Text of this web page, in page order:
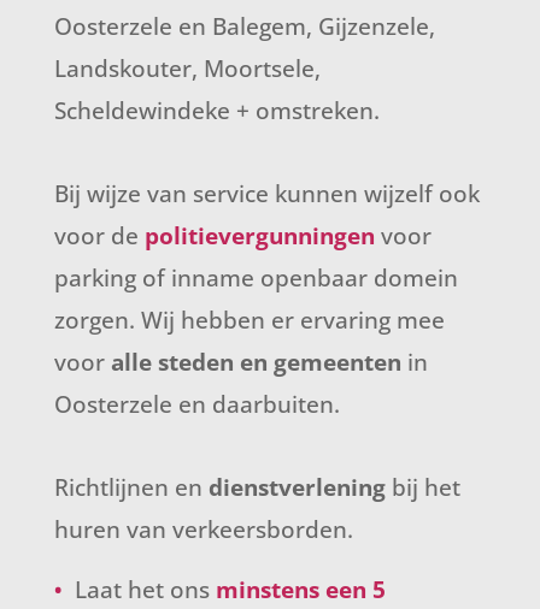
Oosterzele en Balegem, Gijzenzele,
Landskouter, Moortsele,
Scheldewindeke + omstreken.
Bij wijze van service kunnen wijzelf ook
voor de politievergunningen voor
parking of inname openbaar domein
zorgen. Wij hebben er ervaring mee
voor alle steden en gemeenten in
Oosterzele en daarbuiten.
Richtlijnen en dienstverlening bij het
huren van verkeersborden.
Laat het ons minstens een 5